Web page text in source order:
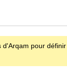
d'Arqam pour